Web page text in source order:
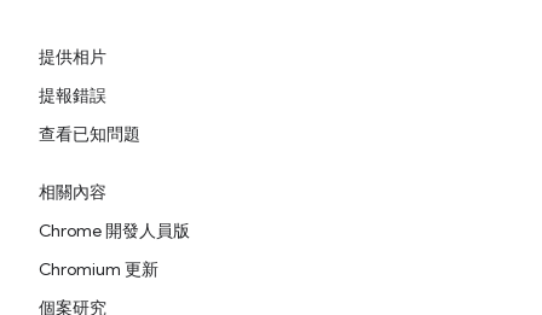
提供相片
提報錯誤
查看已知問題
相關內容
Chrome 開發人員版
Chromium 更新
個案研究